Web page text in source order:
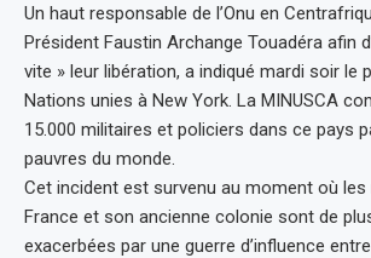
Un haut responsable de l’Onu en
Président Faustin Archange Touadéra afin
vite » leur libération, a indiqué mardi soir le
Nations unies à New York. La MINUSCA
15.000 militaires et policiers dans ce pays
pauvres du monde.
Cet incident est survenu au moment où
France et son ancienne colonie sont de
exacerbées par une guerre d’influence